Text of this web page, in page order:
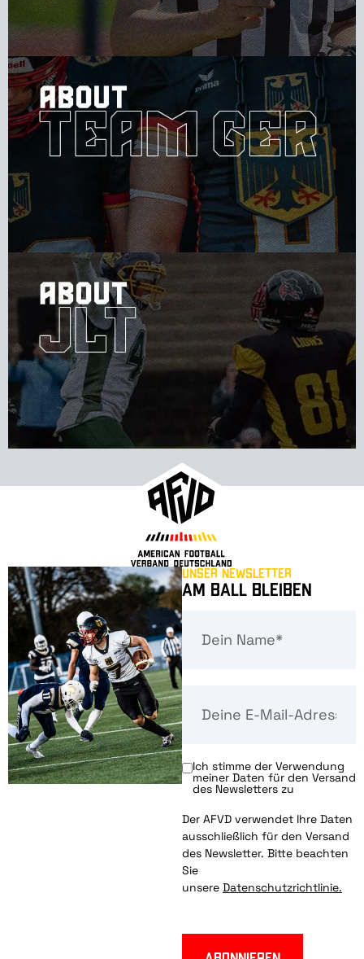
Unser Newsletter
Am Ball bleiben
Ich stimme der Verwendung
meiner Daten für den Versand
des Newsletters zu
Der AFVD verwendet Ihre Daten
ausschließlich für den Versand
des Newsletter. Bitte beachten
Sie
unsere Datenschutzrichtlinie.